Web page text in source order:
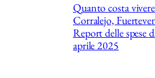
Quanto costa
Corralejo,
Report delle spese
aprile 2025